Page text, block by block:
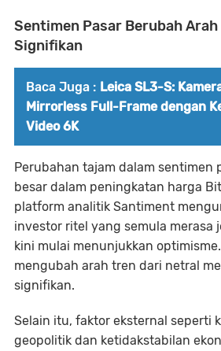
Sentimen Pasar Berubah Arah
Signifikan
Baca Juga : Leica SL3-S:
Mirrorless Full-Frame dengan
Video 6K
Perubahan tajam dalam sentimen
besar dalam peningkatan harga
platform analitik Santiment
investor ritel yang semula merasa
kini mulai menunjukkan
mengubah arah tren dari netral
signifikan.
Selain itu, faktor eksternal seperti
geopolitik dan ketidakstabilan